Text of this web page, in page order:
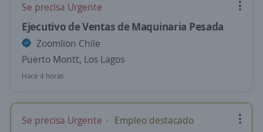
Se precisa Urgente
Ejecutivo de Ventas de Maquinaria Pesada
Zoomlion Chile
Puerto Montt, Los Lagos
Hace 4 horas
Se precisa Urgente Empleo destacado